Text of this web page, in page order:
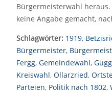
Bürgermeisterwahl
keine Angabe gemacht,
Schlagwörter: 1919,
Bürgermeister,
Fergg, Gemeindewahl,
Kreiswahl, Ollarzried,
Parteien, Politik nach 1802,